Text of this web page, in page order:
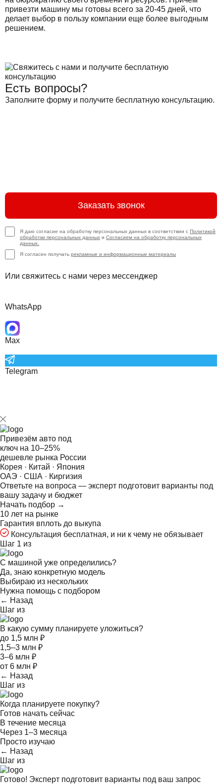
привезти машину мы готовы всего за 20-45 дней, что
делает выбор в пользу компании еще более выгодным
решением.
Есть вопросы?
Заполните форму и получите бесплатную консультацию.
Заказать звонок
Я даю согласие на обработку персональных данных в соответствии с Политикой
обработки персональных данных и Согласием на обработку персональных
данных.
Я согласен получать рекламные и информационные материалы
Или свяжитесь с нами через мессенджер
WhatsApp
Max
Telegram
Привезём авто под
ключ на 10–25%
дешевле рынка России
Корея · Китай · Япония
ОАЭ · США · Киргизия
Ответьте на вопроса — эксперт подготовит варианты под
вашу задачу и бюджет
Начать подбор →
10 лет на рынке
Гарантия вплоть до выкупа
Консультация бесплатная, и ни к чему не обязывает
Шаг 1 из
С машиной уже определились?
Да, знаю конкретную модель
Выбираю из нескольких
Нужна помощь с подбором
← Назад
Шаг из
В какую сумму планируете уложиться?
до 1,5 млн ₽
1,5–3 млн ₽
3–6 млн ₽
от 6 млн ₽
← Назад
Шаг из
Когда планируете покупку?
Готов начать сейчас
В течение месяца
Через 1–3 месяца
Просто изучаю
← Назад
Шаг из
Готово! Эксперт подготовит варианты под ваш запрос